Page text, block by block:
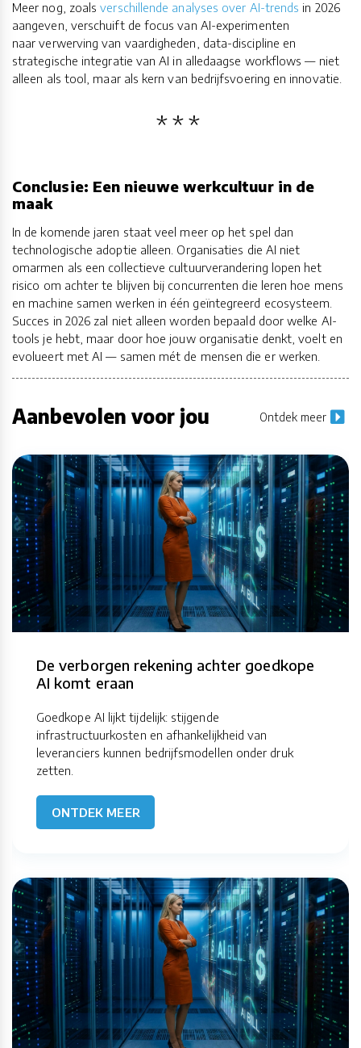
Meer nog, zoalsverschillende analyses over AI-trends in 2026
aangeven, verschuift de focus van AI-experimenten
naar verwerving van vaardigheden, data-discipline en
strategische integratie van AI in alledaagse workflows — niet
alleen als tool, maar als kern van bedrijfsvoering en innovatie.
Conclusie: Een nieuwe werkcultuur in de
maak
In de komende jaren staat veel meer op het spel dan
technologische adoptie alleen. Organisaties die AI niet
omarmen als een collectieve cultuurverandering lopen het
risico om achter te blijven bij concurrenten die leren hoe mens
en machine samen werken in één geïntegreerd ecosysteem.
Succes in 2026 zal niet alleen worden bepaald door welke AI-
tools je hebt, maar door hoe jouw organisatie denkt, voelt en
evolueert met AI — samen mét de mensen die er werken.
Aanbevolen voor jou Ontdek meer
De verborgen rekening achter goedkope
AI komt eraan
Goedkope AI lijkt tijdelijk: stijgende
infrastructuurkosten en afhankelijkheid van
leveranciers kunnen bedrijfsmodellen onder druk
zetten.
ONTDEK MEER